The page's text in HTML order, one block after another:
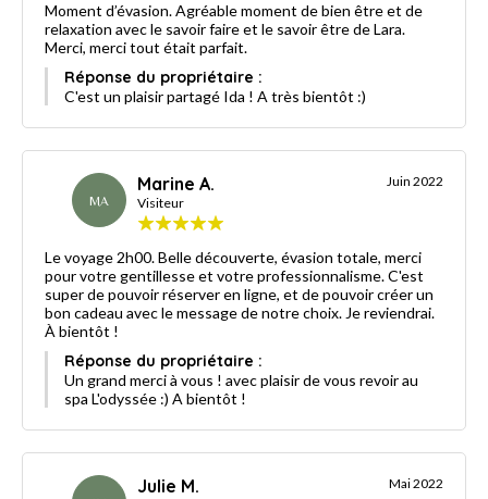
Moment d’évasion. Agréable moment de bien être et de
relaxation avec le savoir faire et le savoir être de Lara.
Merci, merci tout était parfait.
Réponse du propriétaire :
C'est un plaisir partagé Ida ! A très bientôt :)
MA
Marine A.
Visiteur
Juin 2022
Le voyage 2h00. Belle découverte, évasion totale, merci
pour votre gentillesse et votre professionnalisme. C'est
super de pouvoir réserver en ligne, et de pouvoir créer un
bon cadeau avec le message de notre choix. Je reviendrai.
À bientôt !
Réponse du propriétaire :
Un grand merci à vous ! avec plaisir de vous revoir au
spa L'odyssée :) A bientôt !
Julie M. Mai 2022